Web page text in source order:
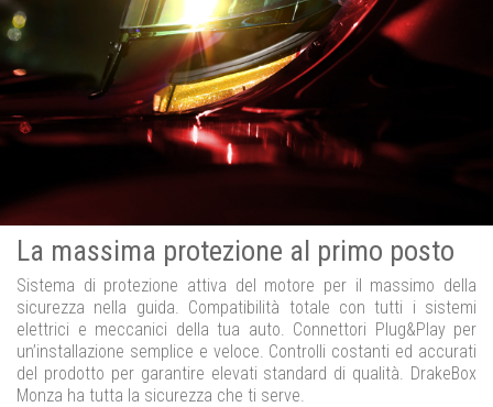
La massima protezione al primo posto
Sistema di protezione attiva del motore per il massimo della
sicurezza nella guida. Compatibilità totale con tutti i sistemi
elettrici e meccanici della tua auto. Connettori Plug&Play per
un’installazione semplice e veloce. Controlli costanti ed accurati
del prodotto per garantire elevati standard di qualità. DrakeBox
Monza ha tutta la sicurezza che ti serve.